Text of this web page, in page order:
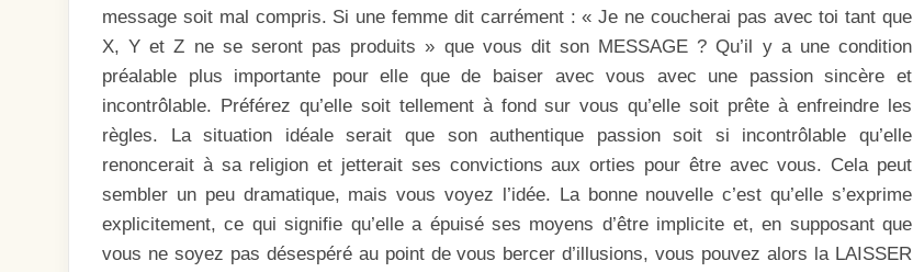
message soit mal compris. Si une femme dit carrément : « Je ne coucherai pas avec toi tant que
X, Y et Z ne se seront pas produits » que vous dit son MESSAGE ? Qu’il y a une condition
préalable plus importante pour elle que de baiser avec vous avec une passion sincère et
incontrôlable. Préférez qu’elle soit tellement à fond sur vous qu’elle soit prête à enfreindre les
règles. La situation idéale serait que son authentique passion soit si incontrôlable qu’elle
renoncerait à sa religion et jetterait ses convictions aux orties pour être avec vous. Cela peut
sembler un peu dramatique, mais vous voyez l’idée. La bonne nouvelle c’est qu’elle s’exprime
explicitement, ce qui signifie qu’elle a épuisé ses moyens d’être implicite et, en supposant que
vous ne soyez pas désespéré au point de vous bercer d’illusions, vous pouvez alors la LAISSER